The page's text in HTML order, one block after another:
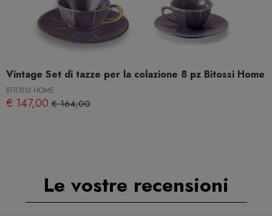
Vintage Set di tazze per la colazione 8 pz Bitossi Home
BITOSSI HOME
€ 147,00 € 164,00
Le vostre recensioni